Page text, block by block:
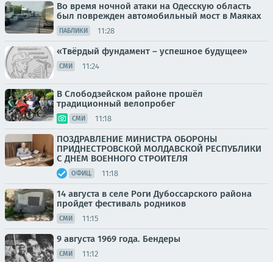
Во время ночной атаки на Одесскую область
был поврежден автомобильный мост в Маяках
ПАБЛИКИ 11:28
«Твёрдый фундамент – успешное будущее»
СМИ 11:24
В Слободзейском районе прошёл
традиционный велопробег
СМИ 11:18
ПОЗДРАВЛЕНИЕ МИНИСТРА ОБОРОНЫ
ПРИДНЕСТРОВСКОЙ МОЛДАВСКОЙ РЕСПУБЛИКИ
С ДНЕМ ВОЕННОГО СТРОИТЕЛЯ
ОФИЦ. 11:18
14 августа в селе Роги Дубоссарского района
пройдет фестиваль родников
СМИ 11:15
9 августа 1969 года. Бендеры
СМИ 11:12